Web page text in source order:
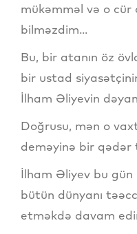
mükəmməl və o
bilməzdim...
Bu, bir atanın öz
bir ustad
İlham Əliyevin
Doğrusu, mən o
deməyinə bir qədər
İlham Əliyev bu gün
bütün dünyanı
etməkdə davam